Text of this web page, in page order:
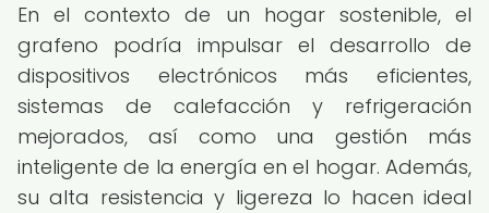
En el contexto de un hogar sostenible, el
grafeno podría impulsar el desarrollo de
dispositivos electrónicos más eficientes,
sistemas de calefacción y refrigeración
mejorados, así como una gestión más
inteligente de la energía en el hogar. Además,
su alta resistencia y ligereza lo hacen ideal